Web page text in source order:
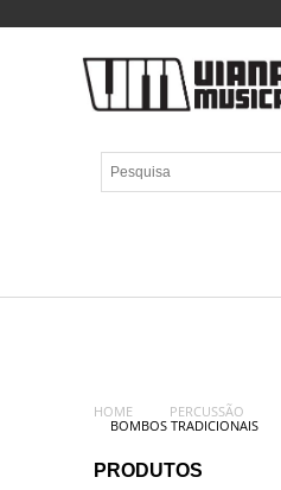
HOME PERCUSSÃO
BOMBOS TRADICIONAIS
PRODUTOS